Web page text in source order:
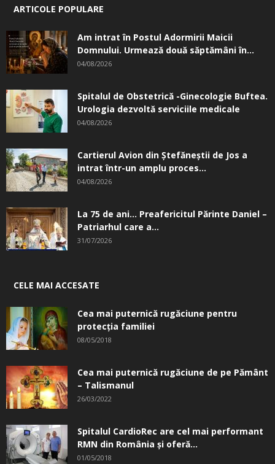
ARTICOLE POPULARE
Am intrat în Postul Adormirii Maicii
Domnului. Urmează două săptămâni în...
04/08/2026
Spitalul de Obstetrică -Ginecologie Buftea.
Urologia dezvoltă serviciile medicale
04/08/2026
Cartierul Avion din Ştefăneştii de Jos a
intrat într-un amplu proces...
04/08/2026
La 75 de ani… Preafericitul Părinte Daniel –
Patriarhul care a...
31/07/2026
CELE MAI ACCESATE
Cea mai puternică rugăciune pentru
protecția familiei
08/05/2018
Cea mai puternică rugăciune de pe Pământ
– Talismanul
26/03/2022
Spitalul CardioRec are cel mai performant
RMN din România și oferă...
01/05/2018